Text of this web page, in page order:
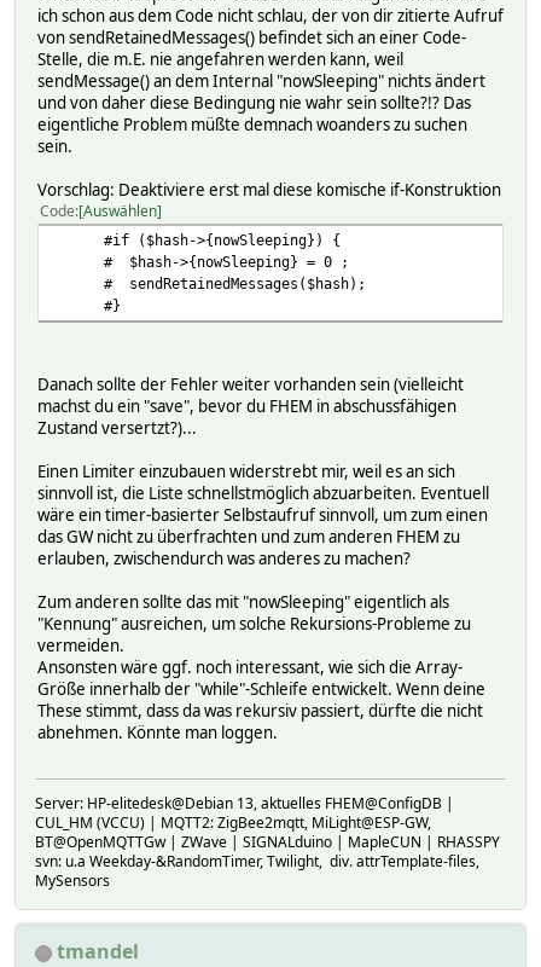
# batt_current:
# myDbLog:
# TIME 1673261427.54225
# VALUE 0.11
# batt_level:
# myDbLog:
# TIME 1673260862.83766
# batt_voltage:
# myDbLog:
# TIME 1673261119.11482
# VALUE 25.81
# pv_current:
# myDbLog:
# TIME 1673258928.01454
# myDbLog:
# TIME 1673261225.70554
# VALUE 4.64
# myDbLog:
# TIME 1673259675.6915
# VALUE 55.33
# READINGS:
# 2023-01-09 10:57:14 IODev MySensorGw
# 2023-01-07 23:29:33 SKETCH_VERSION 1.1
# 2023-01-09 11:50:27 batt_current 0.11
# 2023-01-09 11:41:02 batt_level 67
# 2023-01-07 23:29:38 batt_temperature 25.00
# 2023-01-09 11:49:27 batt_voltage 25.81
# 2023-01-09 10:47:03 device_load off
# 2023-01-09 10:45:46 device_temperature 25.52
# 2023-01-08 12:31:22 load_energy 1.25
# 2023-01-09 10:45:46 load_power 0.00
# 2023-01-09 10:45:46 load_voltage 0.00
# 2023-01-07 23:29:33 parentId 0
# 2023-01-09 11:08:48 pv_current 0.12
# 2023-01-09 10:23:51 pv_energy 1.66
# 2023-01-09 11:51:13 pv_power 3.09
# 2023-01-09 11:23:18 pv_voltage 27.78
# 2023-01-09 11:51:34 sleepState asleep
ich schon aus dem Code nicht schlau, der von dir zitierte Aufruf
von sendRetainedMessages() befindet sich an einer Code-
Stelle, die m.E. nie angefahren werden kann, weil
sendMessage() an dem Internal "nowSleeping" nichts ändert
und von daher diese Bedingung nie wahr sein sollte?!? Das
eigentliche Problem müßte demnach woanders zu suchen
sein.
Vorschlag: Deaktiviere erst mal diese komische if-Konstruktion
Code Auswählen
#if ($hash->{nowSleeping}) {
# $hash->{nowSleeping} = 0 ;
# sendRetainedMessages($hash);
#}
Danach sollte der Fehler weiter vorhanden sein (vielleicht
machst du ein "save", bevor du FHEM in abschussfähigen
Zustand versertzt?)...
Einen Limiter einzubauen widerstrebt mir, weil es an sich
sinnvoll ist, die Liste schnellstmöglich abzuarbeiten. Eventuell
wäre ein timer-basierter Selbstaufruf sinnvoll, um zum einen
das GW nicht zu überfrachten und zum anderen FHEM zu
erlauben, zwischendurch was anderes zu machen?
Zum anderen sollte das mit "nowSleeping" eigentlich als
"Kennung" ausreichen, um solche Rekursions-Probleme zu
vermeiden.
Ansonsten wäre ggf. noch interessant, wie sich die Array-
Größe innerhalb der "while"-Schleife entwickelt. Wenn deine
These stimmt, dass da was rekursiv passiert, dürfte die nicht
abnehmen. Könnte man loggen.
Server: HP-elitedesk@Debian 13, aktuelles FHEM@ConfigDB |
CUL_HM (VCCU) | MQTT2: ZigBee2mqtt, MiLight@ESP-GW,
BT@OpenMQTTGw | ZWave | SIGNALduino | MapleCUN | RHASSPY
svn: u.a Weekday-&RandomTimer, Twilight, div. attrTemplate-files,
MySensors
tmandel